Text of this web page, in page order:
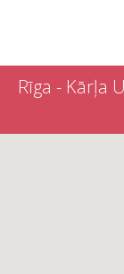
Rīga - Kārļa